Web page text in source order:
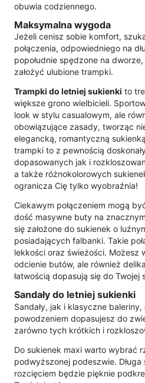
obuwia codziennego.
Maksymalna wygoda
Jeżeli cenisz sobie komfort,
połączenia, odpowiedniego na
popołudnie spędzone na
założyć ulubione trampki.
Trampki do letniej sukienki to
większe grono wielbicieli.
look w stylu casualowym, ale
obowiązujące zasady, tworząc
elegancką, romantyczną
trampki to z pewnością
dopasowanych jak i
a także różnokolorowych
ogranicza Cię tylko wyobraźnia!
Ciekawym połączeniem mogą
dość masywne buty na
się założone do sukienek o
posiadających falbanki. Takie
lekkości oraz świeżości. Możesz
odcienie butów, ale również
łatwością dopasują się do Twojej
Sandały do letniej sukienki
Sandały, jak i klasyczne
powodzeniem dopasujesz do
zarówno tych krótkich i
Do sukienek maxi warto wybrać
podwyższonej podeszwie.
rozcięciem będzie pięknie